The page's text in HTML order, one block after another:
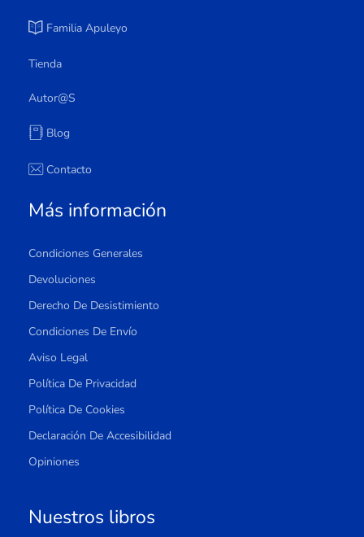
Familia Apuleyo
Tienda
Autor@s
Blog
Contacto
Más información
Condiciones Generales
Devoluciones
Derecho De Desistimiento
Condiciones De Envío
Aviso Legal
Política De Privacidad
Política De Cookies
Declaración De Accesibilidad
Opiniones
Nuestros libros